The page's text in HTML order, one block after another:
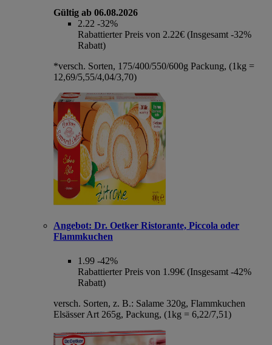
Gültig ab 06.08.2026
2.22 -32%
Rabattierter Preis von 2.22€ (Insgesamt -32%
Rabatt)
*versch. Sorten, 175/400/550/600g Packung, (1kg =
12,69/5,55/4,04/3,70)
Angebot: Dr. Oetker Ristorante, Piccola oder
Flammkuchen
1.99 -42%
Rabattierter Preis von 1.99€ (Insgesamt -42%
Rabatt)
versch. Sorten, z. B.: Salame 320g, Flammkuchen
Elsässer Art 265g, Packung, (1kg = 6,22/7,51)